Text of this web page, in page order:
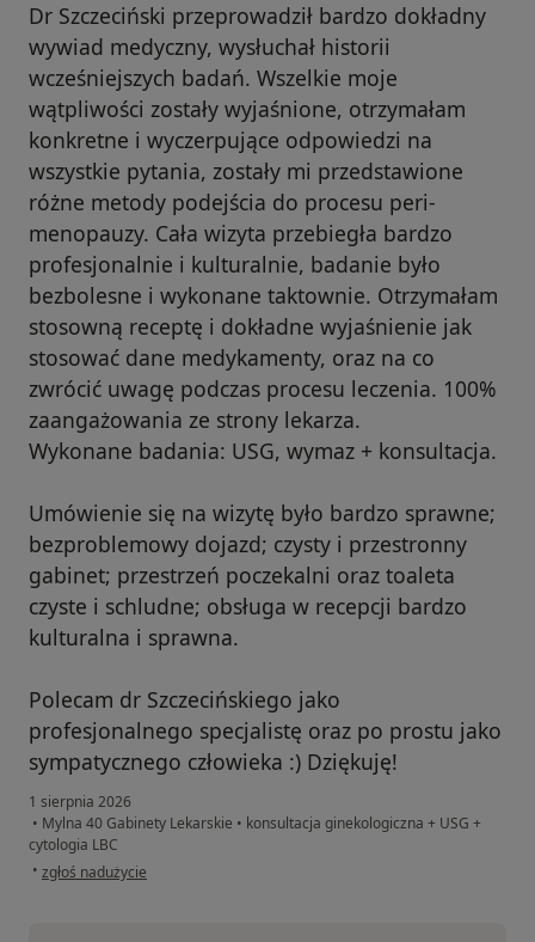
Dr Szczeciński przeprowadził bardzo dokładny
wywiad medyczny, wysłuchał historii
wcześniejszych badań. Wszelkie moje
wątpliwości zostały wyjaśnione, otrzymałam
konkretne i wyczerpujące odpowiedzi na
wszystkie pytania, zostały mi przedstawione
różne metody podejścia do procesu peri-
menopauzy. Cała wizyta przebiegła bardzo
profesjonalnie i kulturalnie, badanie było
bezbolesne i wykonane taktownie. Otrzymałam
stosowną receptę i dokładne wyjaśnienie jak
stosować dane medykamenty, oraz na co
zwrócić uwagę podczas procesu leczenia. 100%
zaangażowania ze strony lekarza.
Wykonane badania: USG, wymaz + konsultacja.
Umówienie się na wizytę było bardzo sprawne;
bezproblemowy dojazd; czysty i przestronny
gabinet; przestrzeń poczekalni oraz toaleta
czyste i schludne; obsługa w recepcji bardzo
kulturalna i sprawna.
Polecam dr Szczecińskiego jako
profesjonalnego specjalistę oraz po prostu jako
sympatycznego człowieka :) Dziękuję!
1 sierpnia 2026
• Mylna 40 Gabinety Lekarskie • konsultacja ginekologiczna + USG +
cytologia LBC
• w opinii użytkownika Monika
zgłoś nadużycie